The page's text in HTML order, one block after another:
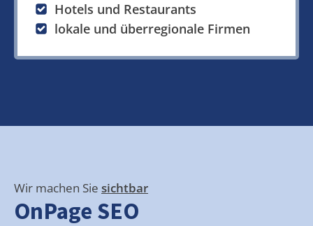
Hotels und Restaurants
lokale und überregionale Firmen
Wir machen Sie sichtbar
OnPage SEO